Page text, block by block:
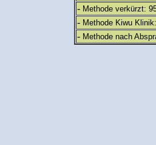
- Methode verkürzt:
- Methode Kiwu
- Methode nach